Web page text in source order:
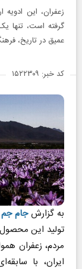
زعفران، این
گرفته است، تنها
عمیق در تاریخ،
کد خبر: ۱۵۲۲۳۰۹
به گزارش جام جم
تولید این
مردم، زعفران
ایران، با